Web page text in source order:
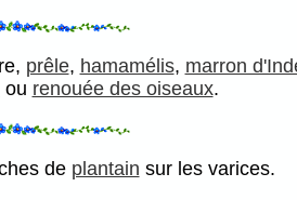
prêle, hamamélis, marron
ou renouée des oiseaux.
de plantain sur les varices.